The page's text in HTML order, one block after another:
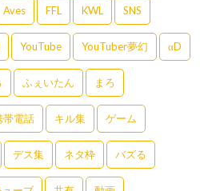
Aves FFL KWL SNS
YouTube YouTuber夢幻 αD
ふぇいたん まろ
帯電話 キル集 ゲーム
デス集 ネタ枠 バズる